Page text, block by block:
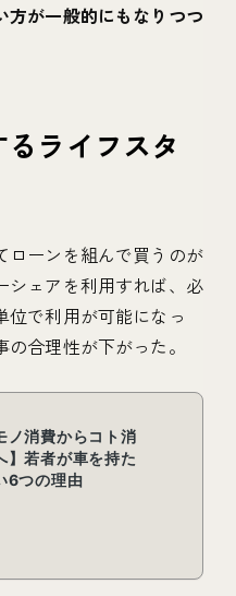
方が一般的にもなりつつ
ライフスタ
ローンを組んで買うのが
シェアを利用すれば、必
で利用が可能になっ
合理性が下がった。